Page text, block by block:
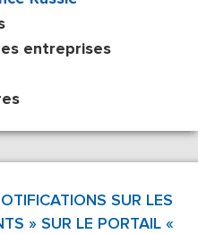
entreprises
SUR LES
» SUR LE PORTAIL «